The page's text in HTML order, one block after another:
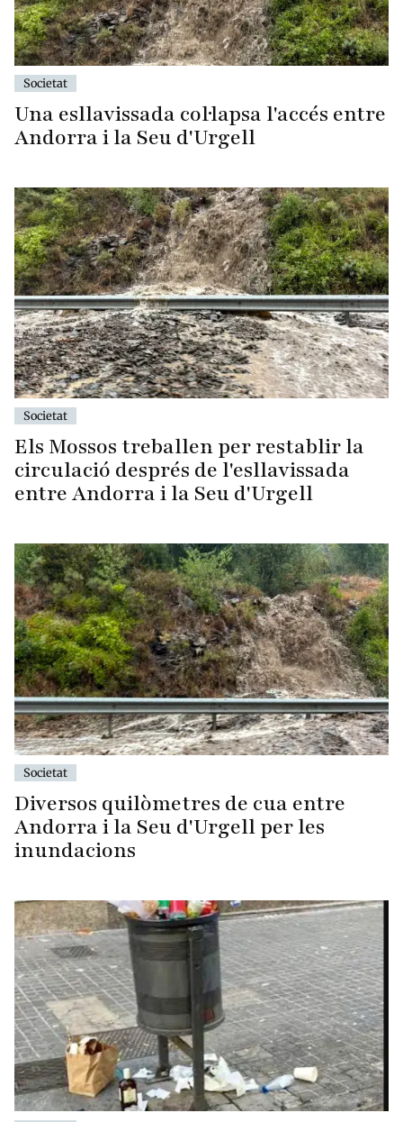
Societat
Una esllavissada col·lapsa l'accés entre
Andorra i la Seu d'Urgell
Societat
Els Mossos treballen per restablir la
circulació després de l'esllavissada
entre Andorra i la Seu d'Urgell
Societat
Diversos quilòmetres de cua entre
Andorra i la Seu d'Urgell per les
inundacions